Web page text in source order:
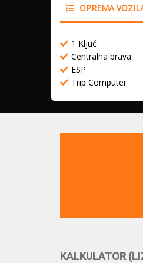
OPREMA
1 Ključ
Centralna brava
ESP
Trip Computer
KALKULATOR